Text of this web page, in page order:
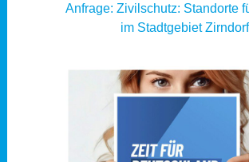
Anfrage: Zivilschutz: Standorte
im Stadtgebiet Zirndorf